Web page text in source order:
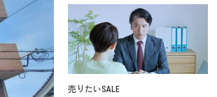
売りたいSALE